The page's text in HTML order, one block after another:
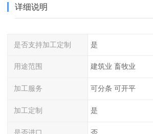
详细说明
是否支持加工定制 是
用途范围 建筑业 畜牧业
加工服务 可分条 可开平
加工定制 是